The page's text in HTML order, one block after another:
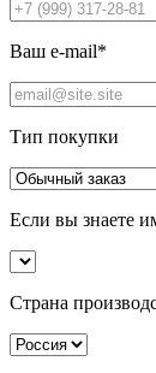
Ваш e-mail*
Тип покупки
Если вы знаете
Страна